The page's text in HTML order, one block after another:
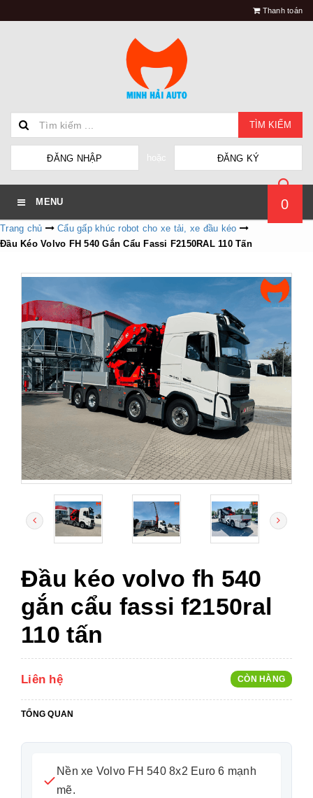
Thanh toán
TÌM KIẾM
ĐĂNG NHẬP hoặc ĐĂNG KÝ
MENU 0
Trang chủ
Cẩu gấp khúc robot cho xe tải, xe đầu kéo
Đầu Kéo Volvo FH 540 Gắn Cẩu Fassi F2150RAL 110 Tấn
Đầu kéo volvo fh 540
gắn cẩu fassi f2150ral
110 tấn
Liên hệ CÒN HÀNG
TỔNG QUAN
Nền xe Volvo FH 540 8x2 Euro 6 mạnh
mẽ.